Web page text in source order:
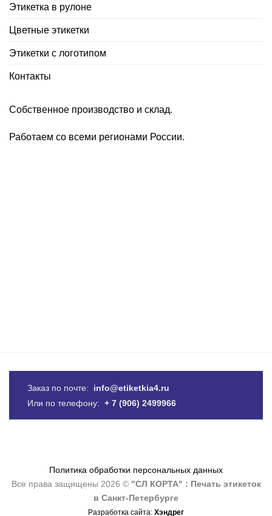
Этикетка в рулоне
Цветные этикетки
Этикетки с логотипом
Контакты
Собственное производство и склад.
Работаем со всеми регионами России.
Заказ по почте: info@etiketkia4.ru
Или по телефону: + 7 (906) 2499966
Политика обработки персональных данных
Все права защищены 2026 © "СЛ КОРТА" : Печать этикеток
в Санкт-Петербурге
Разработка сайта: Хэндрег